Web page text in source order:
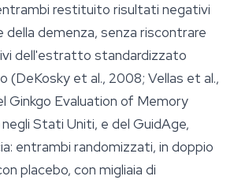
restituito risultati negativi
della demenza, senza riscontrare
dell'estratto standardizzato
(DeKosky et al., 2008; Vellas et al.,
Ginkgo Evaluation of Memory
Stati Uniti, e del GuidAge,
entrambi randomizzati, in doppio
placebo, con migliaia di